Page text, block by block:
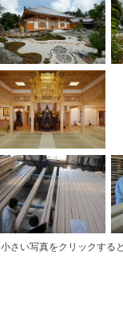
小さい写真をクリックする